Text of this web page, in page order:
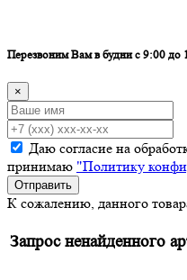
Перезвоним Вам в будни с 9:00 до
×
Даю согласие на
принимаю "Политику
Отправить
К сожалению, данного
Запрос ненайденного